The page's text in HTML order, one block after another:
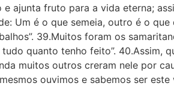
ajunta fruto para a vida eterna;
Um é o que semeia, outro é o
39.Muitos foram os
quanto tenho feito”. 40.Assim,
muitos outros creram nele por
ouvimos e sabemos ser